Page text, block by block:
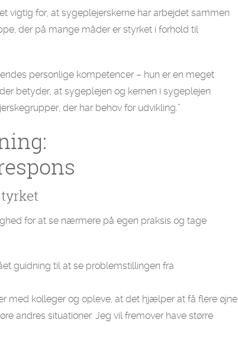
vigtig for, at sygeplejerskerne har arbejdet sammen
der på mange måder er styrket i forhold til
personlige kompetencer – hun er en meget
betyder, at sygeplejen og kernen i sygeplejen
der har behov for udvikling.”
for at se nærmere på egen praksis og tage
guidning til at se problemstillingen fra
med kolleger og opleve, at det hjælper at få flere øjne
andres situationer. Jeg vil fremover have større